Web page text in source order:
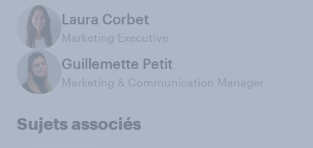
Laura Corbet
Marketing Executive
Guillemette Petit
Marketing & Communication Manager
Sujets associés